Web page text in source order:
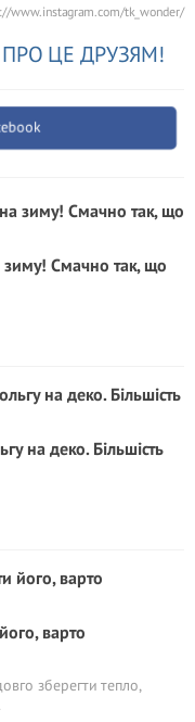
www.instagram.com/tk_wonder/
ПРО ЦЕ ДРУЗЯМ!
зиму! Смачно так, що
на деко. Більшість
варто
зберегти тепло,